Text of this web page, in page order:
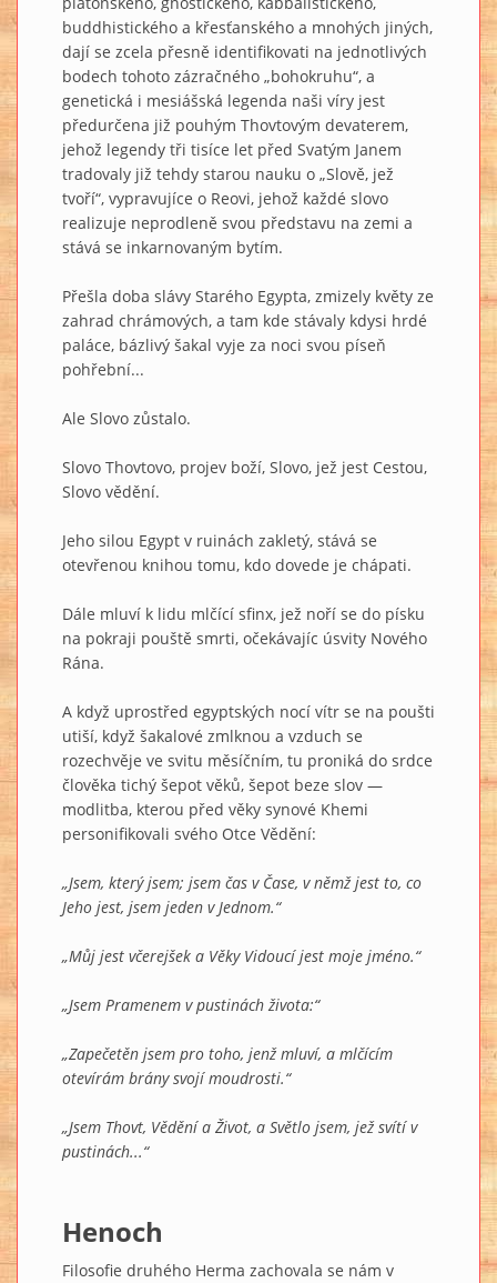
buddhistického a křesťanského a mnohých jiných,
dají se zcela přesně identifikovati na jednotlivých
bodech tohoto zázračného „bohokruhu“, a
genetická i mesiášská legenda naši víry jest
předurčena již pouhým Thovtovým devaterem,
jehož legendy tři tisíce let před Svatým Janem
tradovaly již tehdy starou nauku o „Slově, jež
tvoří“, vypravujíce o Reovi, jehož každé slovo
realizuje neprodleně svou představu na zemi a
stává se inkarnovaným bytím.
Přešla doba slávy Starého Egypta, zmizely květy ze
zahrad chrámových, a tam kde stávaly kdysi hrdé
paláce, bázlivý šakal vyje za noci svou píseň
pohřební...
Ale Slovo zůstalo.
Slovo Thovtovo, projev boží, Slovo, jež jest Cestou,
Slovo vědění.
Jeho silou Egypt v ruinách zakletý, stává se
otevřenou knihou tomu, kdo dovede je chápati.
Dále mluví k lidu mlčící sfinx, jež noří se do písku
na pokraji pouště smrti, očekávajíc úsvity Nového
Rána.
A když uprostřed egyptských nocí vítr se na poušti
utiší, když šakalové zmlknou a vzduch se
rozechvěje ve svitu měsíčním, tu proniká do srdce
člověka tichý šepot věků, šepot beze slov —
modlitba, kterou před věky synové Khemi
personifikovali svého Otce Vědění:
„Jsem, který jsem; jsem čas v Čase, v němž jest to, co
Jeho jest, jsem jeden v Jednom.“
„Můj jest včerejšek a Věky Vidoucí jest moje jméno.“
„Jsem Pramenem v pustinách života:“
„Zapečetěn jsem pro toho, jenž mluví, a mlčícím
otevírám brány svojí moudrosti.“
„Jsem Thovt, Vědění a Život, a Světlo jsem, jež svítí v
pustinách...“
Henoch
Filosofie druhého Herma zachovala se nám v